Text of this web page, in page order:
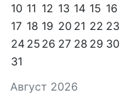
Август 2026
10 11 12 13 14 15 16
17 18 19 20 21 22 23
24 25 26 27 28 29 30
31